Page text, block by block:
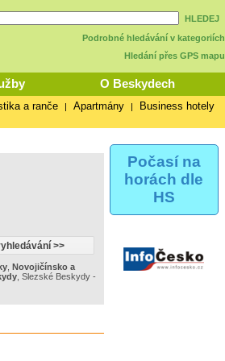
HLEDEJ
Podrobné hledávání v kategoriích
Hledání přes GPS mapu
O Beskydech
a ranče | Apartmány | Business hotely
Počasí na
horách dle
HS
, Novojičínsko a
, Slezské Beskydy -